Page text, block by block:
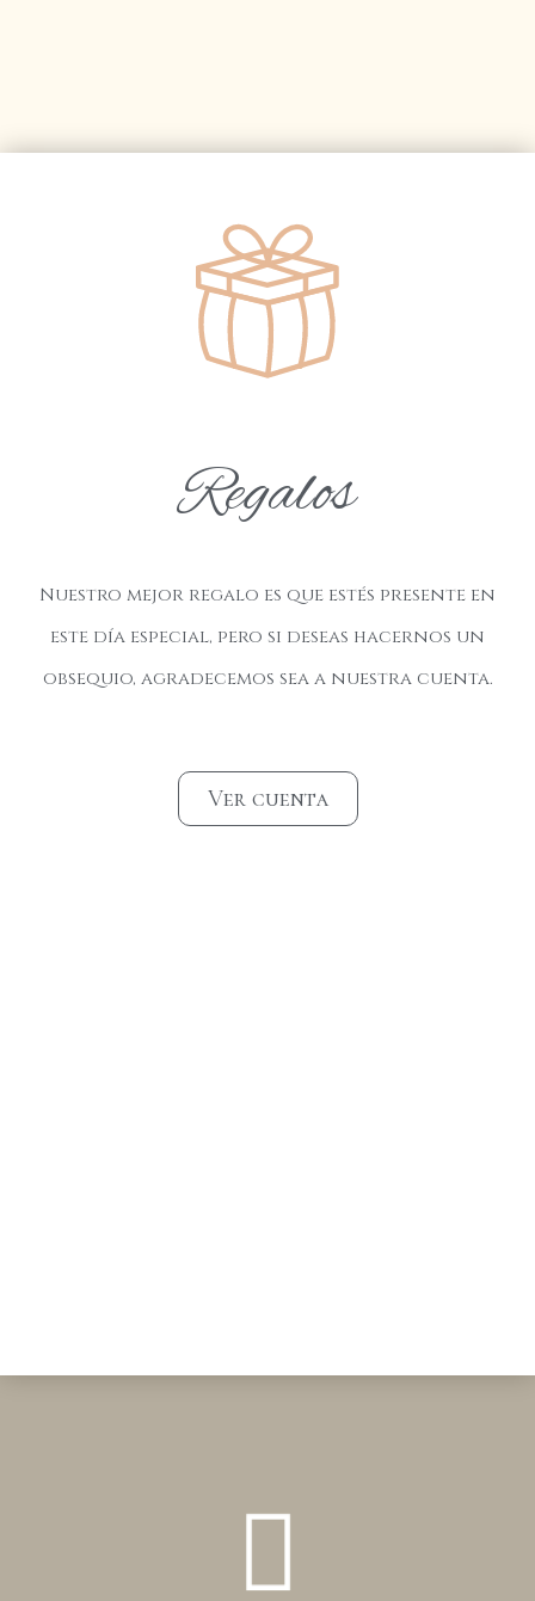
Regalos
Nuestro mejor regalo es que estés presente en
este día especial, pero si deseas hacernos un
obsequio, agradecemos sea a nuestra cuenta.
Ver cuenta